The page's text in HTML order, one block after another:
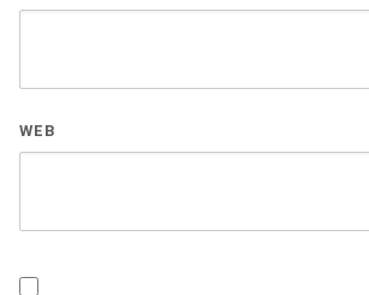
WEB